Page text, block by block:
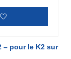
– pour le K2 sur